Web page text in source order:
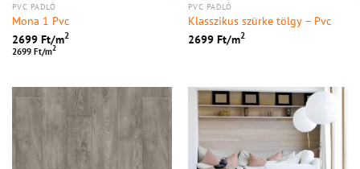
PVC PADLÓ
Mona 1 Pvc
2699 Ft/m2
2699 Ft/m2
PVC PADLÓ
Klasszikus szürke tölgy – Pvc
2699 Ft/m2